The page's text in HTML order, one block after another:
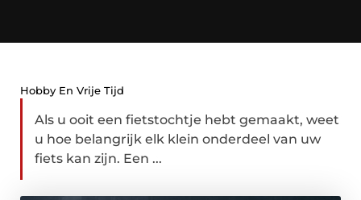
Hobby En Vrije Tijd
Als u ooit een fietstochtje hebt gemaakt, weet
u hoe belangrijk elk klein onderdeel van uw
fiets kan zijn. Een ...